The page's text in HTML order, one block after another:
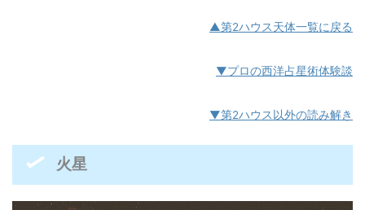
▲第2ハウス天体一覧に戻る
▼プロの西洋占星術体験談
▼第2ハウス以外の読み解き
火星